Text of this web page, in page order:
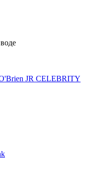
JR CELEBRITY